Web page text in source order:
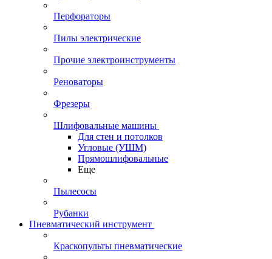
Перфораторы
Пилы электрические
Прочие электроинструменты
Реноваторы
Фрезеры
Шлифовальные машины
Для стен и потолков
Угловые (УШМ)
Прямошлифовальные
Еще
Пылесосы
Рубанки
Пневматический инструмент
Краскопульты пневматические